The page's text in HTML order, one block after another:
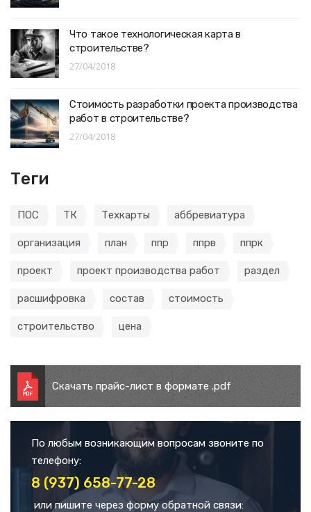
Что такое технологическая карта в
строительстве?
27/04/2018
Стоимость разработки проекта производства
работ в строительстве?
27/04/2018
Теги
ПОС ТК Техкарты аббревиатура
организация план ппр ппрв ппрк
проект проект производства работ раздел
расшифровка состав стоимость
строительство цена
Скачать прайс-лист в формате .pdf
По любым возникающим вопросам звоните по
телефону:
8 (937) 658-77-28
или пишите через форму обратной связи: